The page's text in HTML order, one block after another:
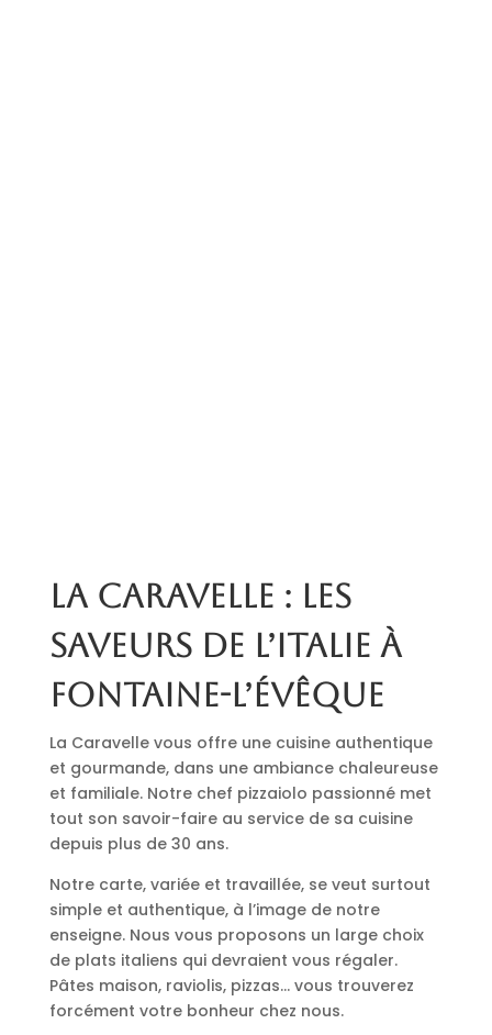
La Caravelle : les
saveurs de l’Italie à
Fontaine-l’Évêque
La Caravelle vous offre une cuisine authentique
et gourmande, dans une ambiance chaleureuse
et familiale. Notre chef pizzaiolo passionné met
tout son savoir-faire au service de sa cuisine
depuis plus de 30 ans.
Notre carte, variée et travaillée, se veut surtout
simple et authentique, à l’image de notre
enseigne. Nous vous proposons un large choix
de plats italiens qui devraient vous régaler.
Pâtes maison, raviolis, pizzas… vous trouverez
forcément votre bonheur chez nous.